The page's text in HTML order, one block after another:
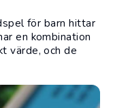
för barn hittar
en kombination
värde, och de